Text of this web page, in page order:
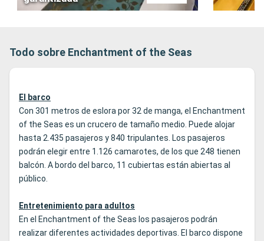
Todo sobre Enchantment of the Seas
El barco
Con 301 metros de eslora por 32 de manga, el Enchantment
of the Seas es un crucero de tamaño medio. Puede alojar
hasta 2.435 pasajeros y 840 tripulantes. Los pasajeros
podrán elegir entre 1.126 camarotes, de los que 248 tienen
balcón. A bordo del barco, 11 cubiertas están abiertas al
público.
Entretenimiento para adultos
En el Enchantment of the Seas los pasajeros podrán
realizar diferentes actividades deportivas. El barco dispone